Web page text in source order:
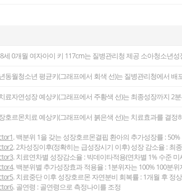
세 0개월 여자아이 키 117cm는 질병관리청 제공 소아청소년
동월청소년 평균키(그래프에서 회색 선)는 질병관리청에서
료자연성장 예상키(그래프에서 주황색 선)는 최종성장까지 2
호르몬치료 예상키(그래프에서 붉은색 선)는 치료효과를 결
. 백분위 1을 갖는 성장호르몬결핍 환아의 추가성장률 :
. 2차성징이후(정확히는 급성장시기 이후) 성장 감소율 : 최
. 치료연차별 성장감소율 : 빅데이타적용(연차별 1% 수준 미
. 백분위별 추가성장효과 적용율 : 1분위자는 100% 100분위
. 치료중단 이후 성장호르몬 자연분비 회복률 : 1개월 후 정
. 골연령 : 골연령으로 측정나이를 조정